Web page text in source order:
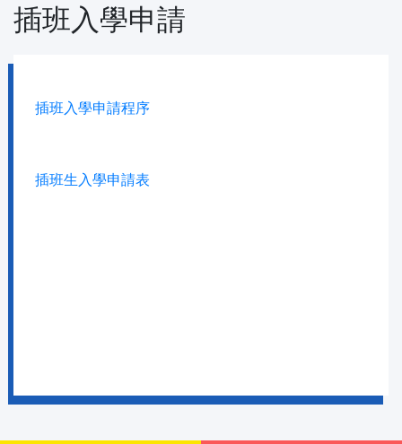
插班入學申請
插班入學申請程序
插班生入學申請表